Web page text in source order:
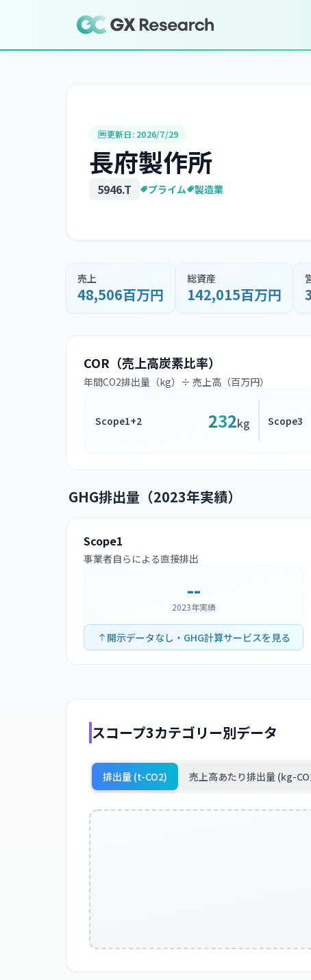
更新日: 2026/7/29
長府製作所
5946.T プライム 製造業
売上
48,506百万円
総資産
142,015百万円
COR（売上高炭素比率）
年間CO2排出量（kg）÷ 売上高（百万円）
Scope1+2 232kg Scope3
GHG排出量（2023年実績）
Scope1
事業者自らによる直接排出
--
2023年実績
開示データなし・GHG計算サービスを見る
スコープ3カテゴリー別データ
排出量 (t-CO2) 売上高あたり排出量 (kg-